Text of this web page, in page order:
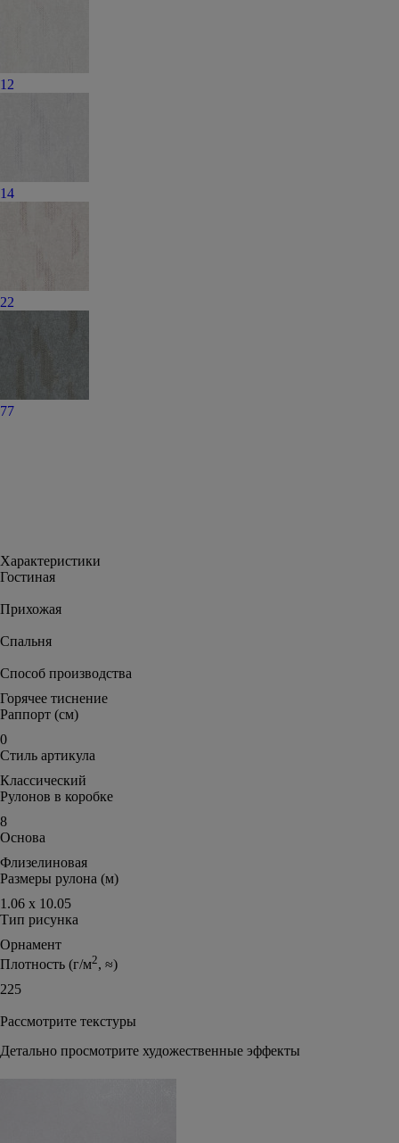
12
14
22
77
Характеристики
Гостиная
Прихожая
Спальня
Способ производства
Горячее тиснение
Раппорт (см)
0
Стиль артикула
Классический
Рулонов в коробке
8
Основа
Флизелиновая
Размеры рулона (м)
1.06 х 10.05
Тип рисунка
Орнамент
Плотность (г/м2, ≈)
225
Рассмотрите текстуры
Детально просмотрите художественные эффекты